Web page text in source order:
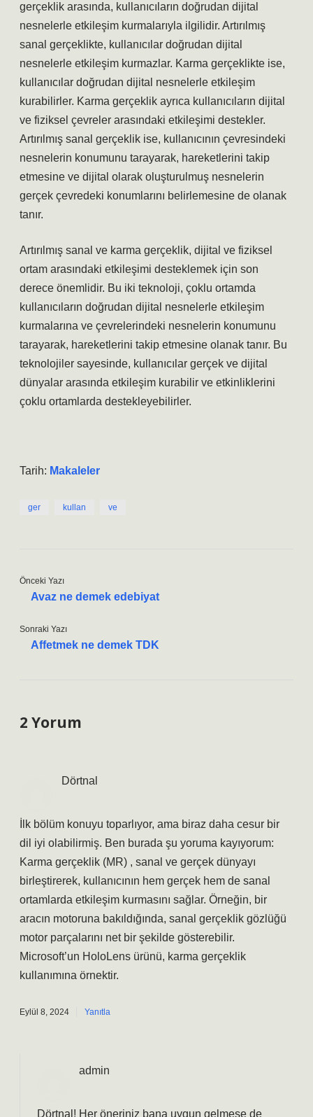
gerçeklik arasında, kullanıcıların doğrudan dijital
nesnelerle etkileşim kurmalarıyla ilgilidir. Artırılmış
sanal gerçeklikte, kullanıcılar doğrudan dijital
nesnelerle etkileşim kurmazlar. Karma gerçeklikte ise,
kullanıcılar doğrudan dijital nesnelerle etkileşim
kurabilirler. Karma gerçeklik ayrıca kullanıcıların dijital
ve fiziksel çevreler arasındaki etkileşimi destekler.
Artırılmış sanal gerçeklik ise, kullanıcının çevresindeki
nesnelerin konumunu tarayarak, hareketlerini takip
etmesine ve dijital olarak oluşturulmuş nesnelerin
gerçek çevredeki konumlarını belirlemesine de olanak
tanır.
Artırılmış sanal ve karma gerçeklik, dijital ve fiziksel
ortam arasındaki etkileşimi desteklemek için son
derece önemlidir. Bu iki teknoloji, çoklu ortamda
kullanıcıların doğrudan dijital nesnelerle etkileşim
kurmalarına ve çevrelerindeki nesnelerin konumunu
tarayarak, hareketlerini takip etmesine olanak tanır. Bu
teknolojiler sayesinde, kullanıcılar gerçek ve dijital
dünyalar arasında etkileşim kurabilir ve etkinliklerini
çoklu ortamlarda destekleyebilirler.
Tarih: Makaleler
ger kullan ve
Önceki Yazı
Avaz ne demek edebiyat
Sonraki Yazı
Affetmek ne demek TDK
2 Yorum
Dörtnal
İlk bölüm konuyu toparlıyor, ama biraz daha cesur bir
dil iyi olabilirmiş. Ben burada şu yoruma kayıyorum:
Karma gerçeklik (MR) , sanal ve gerçek dünyayı
birleştirerek, kullanıcının hem gerçek hem de sanal
ortamlarda etkileşim kurmasını sağlar. Örneğin, bir
aracın motoruna bakıldığında, sanal gerçeklik gözlüğü
motor parçalarını net bir şekilde gösterebilir.
Microsoft’un HoloLens ürünü, karma gerçeklik
kullanımına örnektir.
Eylül 8, 2024 Yanıtla
admin
Dörtnal! Her öneriniz bana uygun gelmese de